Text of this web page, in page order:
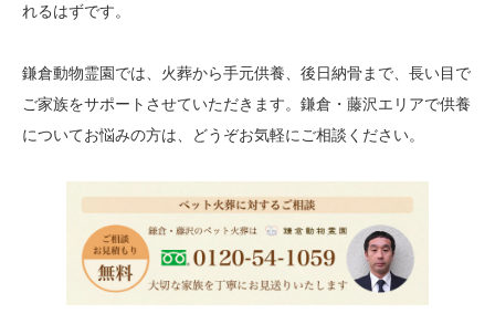
れるはずです。
鎌倉動物霊園では、火葬から手元供養、後日納骨まで、長い目で
ご家族をサポートさせていただきます。鎌倉・藤沢エリアで供養
についてお悩みの方は、どうぞお気軽にご相談ください。